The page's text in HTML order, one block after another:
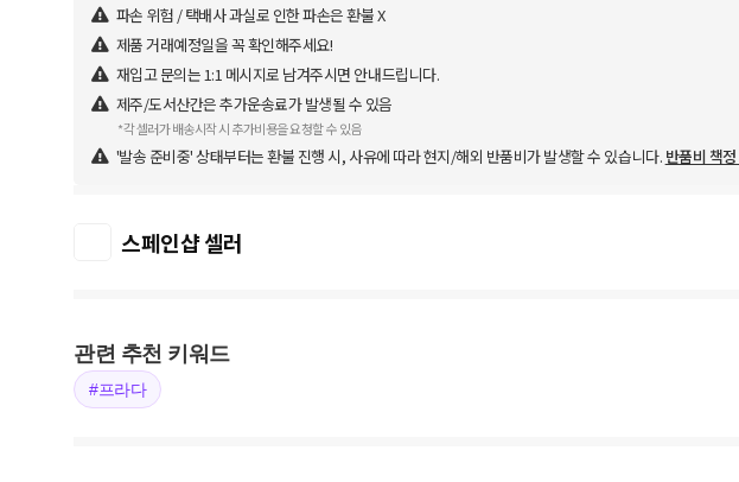
파손 위험 / 택배사 과실로 인한 파손은 환불 X
제품 거래예정일을 꼭 확인해주세요!
재입고 문의는 1:1 메시지로 남겨주시면 안내드립니다.
제주/도서산간은 추가운송료가 발생될 수 있음
*각 셀러가 배송시작 시 추가비용을 요청할 수 있음
'발송 준비중' 상태부터는 환불 진행 시, 사유에 따라 현지/해외 반품비가 발생할 수 있습니다. 반품비 책
스페인샵 셀러
관련 추천 키워드
#프라다